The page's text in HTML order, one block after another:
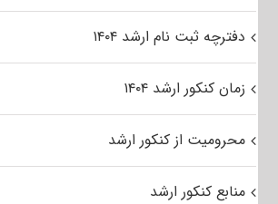
دفترچه ثبت نام ارشد ۱۴۰۴
زمان کنکور ارشد ۱۴۰۴
محرومیت از کنکور ارشد
منابع کنکور ارشد